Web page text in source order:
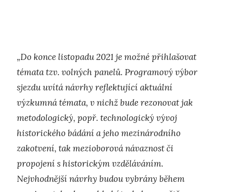
„Do konce listopadu 2021 je možné přihlašovat
témata tzv. volných panelů. Programový výbor
sjezdu uvítá návrhy reflektující aktuální
výzkumná témata, v nichž bude rezonovat jak
metodologický, popř. technologický vývoj
historického bádání a jeho mezinárodního
zakotvení, tak mezioborová návaznost či
propojení s historickým vzděláváním.
Nejvhodnější návrhy budou vybrány během